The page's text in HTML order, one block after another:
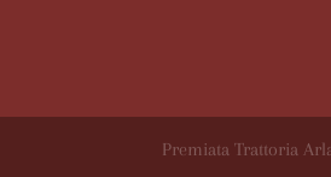
Premiata Trattoria